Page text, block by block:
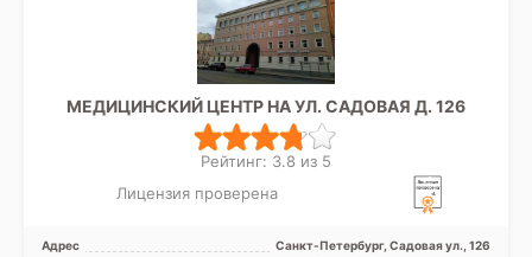
МЕДИЦИНСКИЙ ЦЕНТР НА УЛ. САДОВАЯ Д. 126
Рейтинг: 3.8 из 5
Лицензия проверена
Адрес
Санкт-Петербург, Садовая ул., 126